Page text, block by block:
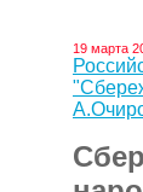
19 марта